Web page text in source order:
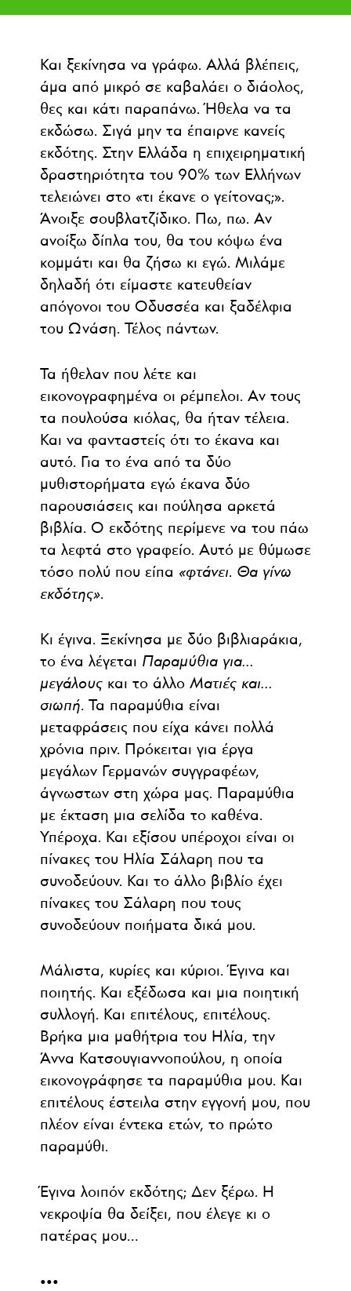
Και ξεκίνησα να γράφω. Αλλά βλέπεις,
άμα από μικρό σε καβαλάει ο διάολος,
θες και κάτι παραπάνω. Ήθελα να τα
εκδώσω. Σιγά μην τα έπαιρνε κανείς
εκδότης. Στην Ελλάδα η επιχειρηματική
δραστηριότητα του 90% των Ελλήνων
τελειώνει στο «τι έκανε ο γείτονας;».
Άνοιξε σουβλατζίδικο. Πω, πω. Αν
ανοίξω δίπλα του, θα του κόψω ένα
κομμάτι και θα ζήσω κι εγώ. Μιλάμε
δηλαδή ότι είμαστε κατευθείαν
απόγονοι του Οδυσσέα και ξαδέλφια
του Ωνάση. Τέλος πάντων.
Τα ήθελαν που λέτε και
εικονογραφημένα οι ρέμπελοι. Αν τους
τα πουλούσα κιόλας, θα ήταν τέλεια.
Και να φανταστείς ότι το έκανα και
αυτό. Για το ένα από τα δύο
μυθιστορήματα εγώ έκανα δύο
παρουσιάσεις και πούλησα αρκετά
βιβλία. Ο εκδότης περίμενε να του πάω
τα λεφτά στο γραφείο. Αυτό με θύμωσε
τόσο πολύ που είπα «φτάνει. Θα γίνω
εκδότης».
Κι έγινα. Ξεκίνησα με δύο βιβλιαράκια,
το ένα λέγεται Παραμύθια για…
μεγάλουςκαι το άλλο Ματιές και…
σιωπή. Τα παραμύθια είναι
μεταφράσεις που είχα κάνει πολλά
χρόνια πριν. Πρόκειται για έργα
μεγάλων Γερμανών συγγραφέων,
άγνωστων στη χώρα μας. Παραμύθια
με έκταση μια σελίδα το καθένα.
Υπέροχα. Και εξίσου υπέροχοι είναι οι
πίνακες του Ηλία Σάλαρη που τα
συνοδεύουν. Και το άλλο βιβλίο έχει
πίνακες του Σάλαρη που τους
συνοδεύουν ποιήματα δικά μου.
Μάλιστα, κυρίες και κύριοι. Έγινα και
ποιητής. Και εξέδωσα και μια ποιητική
συλλογή. Και επιτέλους, επιτέλους.
Βρήκα μια μαθήτρια του Ηλία, την
Άννα Κατσουγιαννοπούλου, η οποία
εικονογράφησε τα παραμύθια μου. Και
επιτέλους έστειλα στην εγγονή μου, που
πλέον είναι έντεκα ετών, το πρώτο
παραμύθι.
Έγινα λοιπόν εκδότης; Δεν ξέρω. Η
νεκροψία θα δείξει, που έλεγε κι ο
πατέρας μου…
•••